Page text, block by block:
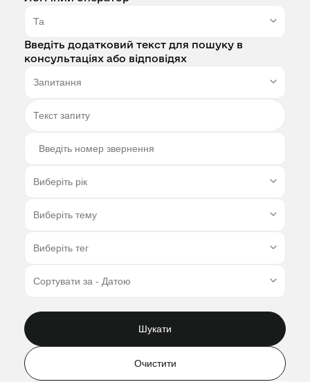
Введіть додатковий текст для пошуку в
консультаціях або відповідях
Шукати
Очистити